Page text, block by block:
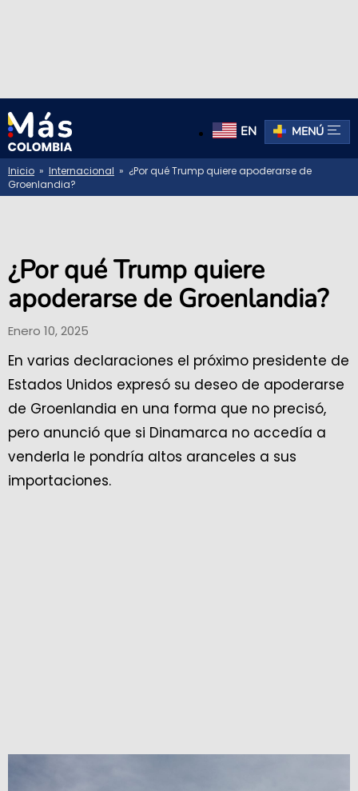
EN MENÚ
Inicio » Internacional » ¿Por qué Trump quiere apoderarse de
Groenlandia?
¿Por qué Trump quiere
apoderarse de Groenlandia?
Enero 10, 2025
En varias declaraciones el próximo presidente de
Estados Unidos expresó su deseo de apoderarse
de Groenlandia en una forma que no precisó,
pero anunció que si Dinamarca no accedía a
venderla le pondría altos aranceles a sus
importaciones.